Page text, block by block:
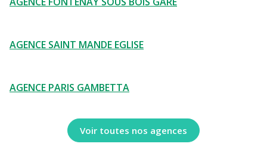
AGENCE SAINT MANDE EGLISE
AGENCE PARIS GAMBETTA
Voir toutes nos agences